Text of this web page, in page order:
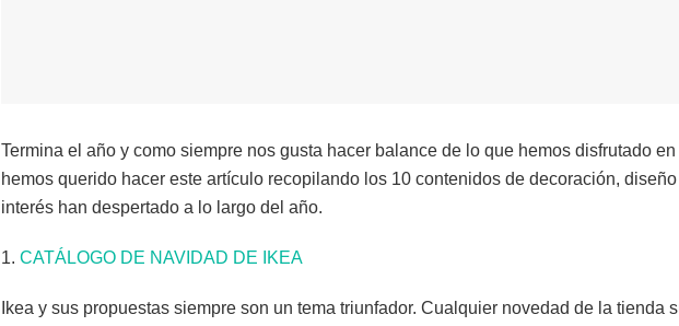
Termina el año y como siempre nos gusta hacer balance de lo que hemos disfrutado
hemos querido hacer este artículo recopilando los 10 contenidos de decoración,
interés han despertado a lo largo del año.
1. CATÁLOGO DE NAVIDAD DE IKEA
Ikea y sus propuestas siempre son un tema triunfador. Cualquier novedad de la tienda